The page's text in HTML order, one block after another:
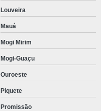
Louveira
Mauá
Mogi Mirim
Mogi-Guaçu
Ouroeste
Piquete
Promissão